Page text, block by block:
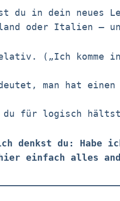
du in dein neues
oder Italien –
(„Ich komme in
man hat
du für logisch
denkst du: Habe
einfach alles